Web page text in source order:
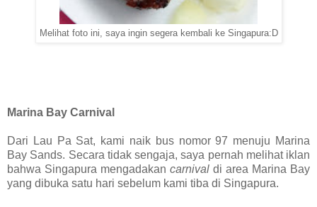
Melihat foto ini, saya ingin segera kembali ke Singapura:D
Marina Bay Carnival
Dari Lau Pa Sat, kami naik bus nomor 97 menuju Marina
Bay Sands. Secara tidak sengaja, saya pernah melihat iklan
bahwa Singapura mengadakan carnival di area Marina Bay
yang dibuka satu hari sebelum kami tiba di Singapura.